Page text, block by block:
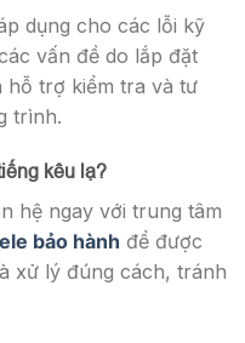
dụng cho các lỗi kỹ
vấn đề do lắp đặt
hỗ trợ kiểm tra và tư
trình.
kêu lạ?
hệ ngay với trung tâm
bảo hành để được
xử lý đúng cách, tránh